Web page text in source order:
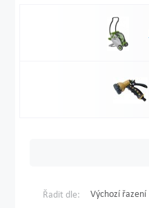
Řadit dle: Výchozí řazení